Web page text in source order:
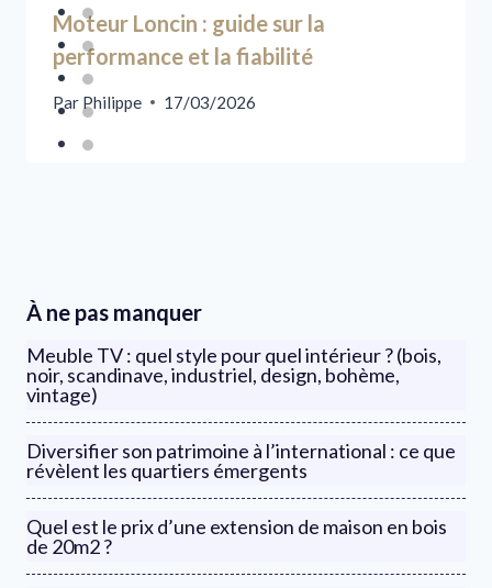
Moteur Loncin : guide sur la
performance et la fiabilité
Par Philippe 17/03/2026
À ne pas manquer
Meuble TV : quel style pour quel intérieur ? (bois,
noir, scandinave, industriel, design, bohème,
vintage)
Diversifier son patrimoine à l’international : ce que
révèlent les quartiers émergents
Quel est le prix d’une extension de maison en bois
de 20m2 ?